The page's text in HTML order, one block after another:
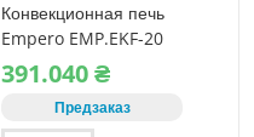
Конвекционная печь
Empero EMP.EKF-20
электрическая
391.040₴
Предзаказ